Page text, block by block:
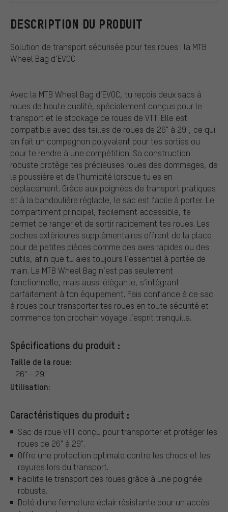
DESCRIPTION DU PRODUIT
Solution de transport sécurisée pour tes roues : la MTB
Wheel Bag d’EVOC
Avec la MTB Wheel Bag d’EVOC, tu reçois deux sacs à
roues de haute qualité, spécialement conçus pour le
transport et le stockage de roues de VTT. Elle est
compatible avec des tailles de roues de 26" à 29", ce qui
en fait un compagnon polyvalent pour tes sorties ou
pour te rendre à une compétition. Sa construction
robuste protège tes précieuses roues des dommages, de
la poussière et de l’humidité lorsque tu es en
déplacement. Grâce aux poignées de transport pratiques
et à la bandoulière réglable, le sac est facile à porter. Le
compartiment principal, facilement accessible, te
permet de ranger et de sortir rapidement tes roues. Les
poches extérieures supplémentaires offrent de la place
pour de petites pièces comme des axes rapides ou des
outils, afin que tu aies toujours l’essentiel à portée de
main. La MTB Wheel Bag n’est pas seulement
fonctionnelle, mais aussi élégante, s’intégrant
parfaitement à ton équipement. Fais confiance à ce sac
à roues pour transporter tes roues en toute sécurité et
commence ton prochain voyage l’esprit tranquille.
Spécifications du produit :
Taille de la roue:
26" - 29"
Utilisation:
Caractéristiques du produit :
Sac de roue VTT conçu pour transporter et protéger les
roues de 26" à 29".
Offre une protection optimale contre les chocs et les
rayures lors du transport.
Facilite le transport des roues grâce à une poignée
robuste.
Doté d'une fermeture éclair résistante pour un accès